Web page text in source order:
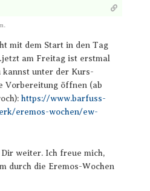
mit dem Start in den Tag
am Freitag ist erstmal
kannst unter der Kurs-
Vorbereitung öffnen (ab
https://www.barfuss-
eremos-wochen/ew-
weiter. Ich freue mich,
durch die Eremos-Wochen